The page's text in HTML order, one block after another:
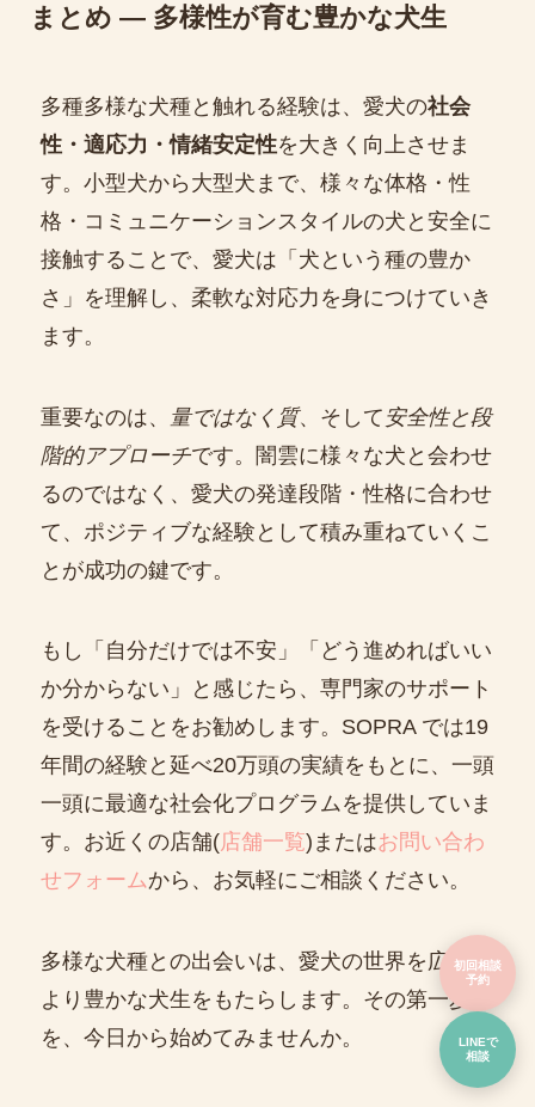
まとめ ― 多様性が育む豊かな犬生
多種多様な犬種と触れる経験は、愛犬の社会
性・適応力・情緒安定性を大きく向上させま
す。小型犬から大型犬まで、様々な体格・性
格・コミュニケーションスタイルの犬と安全に
接触することで、愛犬は「犬という種の豊か
さ」を理解し、柔軟な対応力を身につけていき
ます。
重要なのは、 量ではなく質、そして 安全性と段
階的アプローチです。闇雲に様々な犬と会わせ
るのではなく、愛犬の発達段階・性格に合わせ
て、ポジティブな経験として積み重ねていくこ
とが成功の鍵です。
もし「自分だけでは不安」「どう進めればいい
か分からない」と感じたら、専門家のサポート
を受けることをお勧めします。SOPRA では19
年間の経験と延べ20万頭の実績をもとに、一頭
一頭に最適な社会化プログラムを提供していま
す。お近くの店舗(店舗一覧)またはお問い合わ
せフォームから、お気軽にご相談ください。
多様な犬種との出会いは、愛犬の世界を広げ、
より豊かな犬生をもたらします。その第一歩
を、今日から始めてみませんか。
初回相談
予約
LINEで
相談